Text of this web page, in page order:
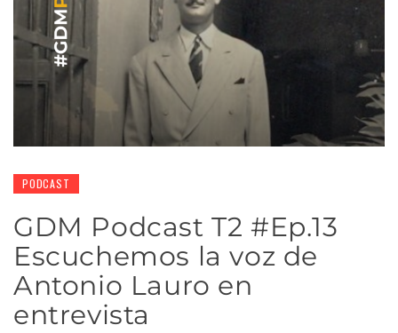
PODCAST
GDM Podcast T2 #Ep.13
Escuchemos la voz de
Antonio Lauro en
entrevista